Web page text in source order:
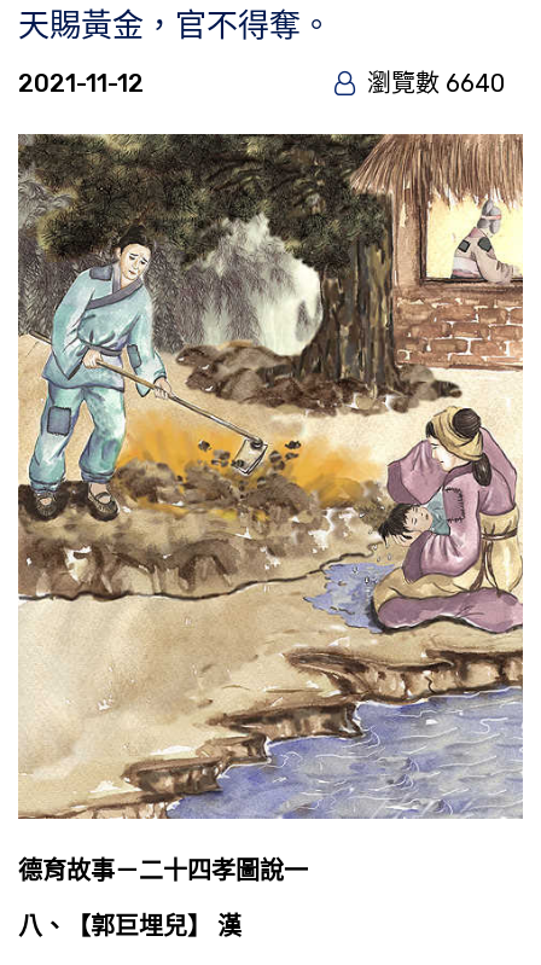
天賜黃金，官不得奪。
2021-11-12 瀏覽數 6640
德育故事－二十四孝圖說一
八、【郭巨埋兒】 漢